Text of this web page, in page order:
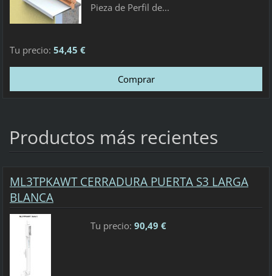
Pieza de Perfil de...
Tu precio: 54,45 €
Productos más recientes
ML3TPKAWT CERRADURA PUERTA S3 LARGA
BLANCA
Tu precio: 90,49 €